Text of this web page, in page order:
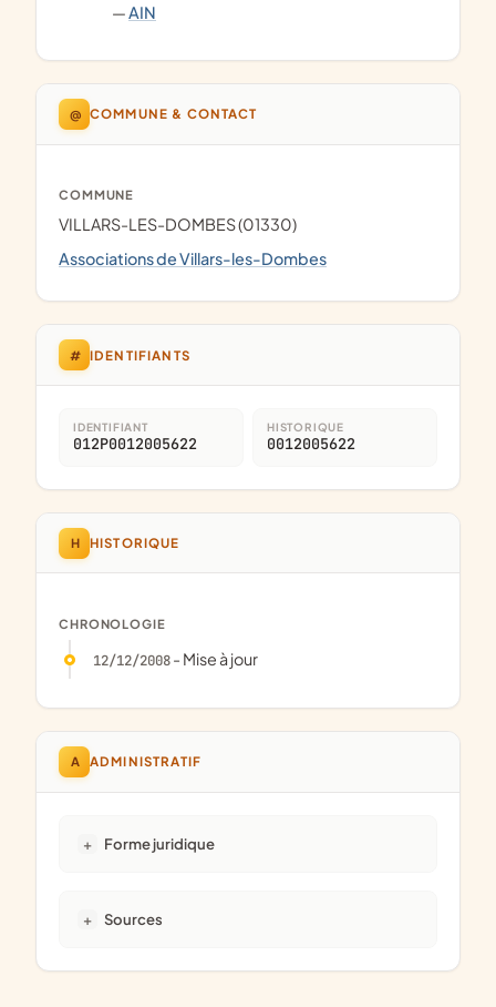
—AIN
@ COMMUNE & CONTACT
COMMUNE
VILLARS-LES-DOMBES (01330)
Associations de Villars-les-Dombes
# IDENTIFIANTS
IDENTIFIANT
012P0012005622
HISTORIQUE
0012005622
H HISTORIQUE
CHRONOLOGIE
12/12/2008- Mise à jour
A ADMINISTRATIF
Forme juridique
Sources